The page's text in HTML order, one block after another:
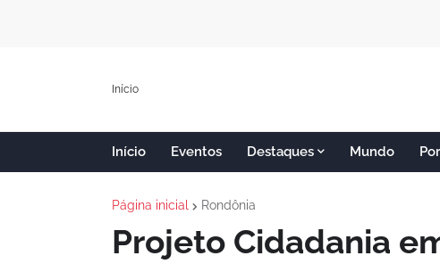
Início
Início Eventos Destaques Mundo
Página inicial Rondônia
Projeto Cidadania